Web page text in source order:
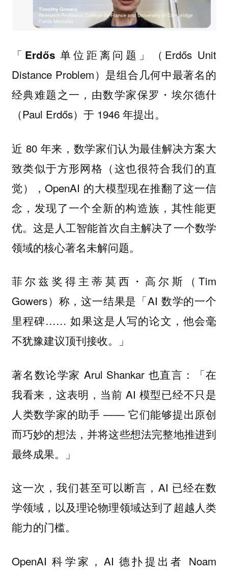
「Erdős 单位距离问题」
（Erdős Unit
Distance Problem）是组合几何中最著名的
经典难题之一，由数学家保罗・埃尔德什
（Paul Erdős）于 1946 年提出。
近 80 年来，数学家们认为最佳解决方案大
致类似于方形网格（这也很符合我们的直
觉），OpenAI 的大模型现在推翻了这一信
念，发现了一个全新的构造族，其性能更
优。这是 人工智能首次自主解决了一个数学
领域的核心著名未解问题。
菲尔兹奖得主蒂莫西・高尔斯（Tim
Gowers）称，这一结果是「AI 数学的一个
里程碑…… 如果这是人写的论文，他会毫
不犹豫建议顶刊接收。」
著名数论学家 Arul Shankar 也直言：「在
我看来，这表明，当前 AI 模型已经不只是
人类数学家的助手 —— 它们能够提出原创
而巧妙的想法，并将这些想法完整地推进到
最终成果。」
这一次，我们甚至可以断言，AI 已经在数
学领域，以及理论物理领域达到了超越人类
能力的门槛。
OpenAI 科学家，AI 德扑提出者 Noam